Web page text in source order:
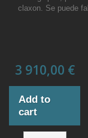
claxon. Se puede
3 910,00 €
Add to
cart